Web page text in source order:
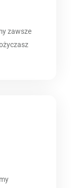
zawsze